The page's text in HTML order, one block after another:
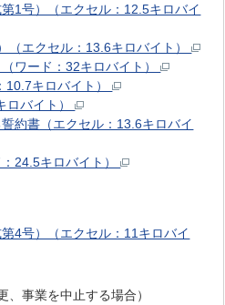
1号）（エクセル：12.5キロバイ
（エクセル：13.6キロバイト）
ワード：32キロバイト）
10.7キロバイト）
ロバイト）
約書（エクセル：13.6キロバイ
24.5キロバイト）
4号）（エクセル：11キロバイ
、事業を中止する場合）